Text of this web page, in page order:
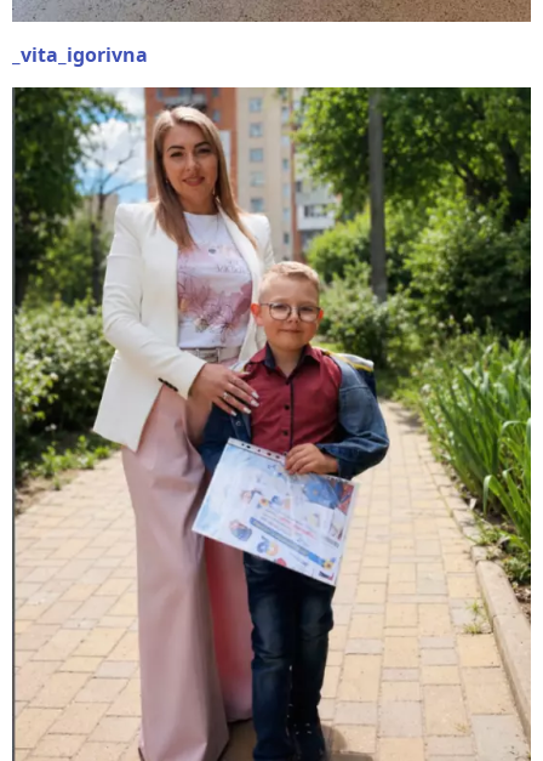
_vita_igorivna